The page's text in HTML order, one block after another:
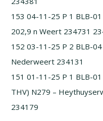
153 04-11-25 P 1 BLB-
202,9 n Weert 234731
152 03-11-25 P 2 BLB-
Nederweert 234131
151 01-11-25 P 1 BLB-
THV) N279 –
234179